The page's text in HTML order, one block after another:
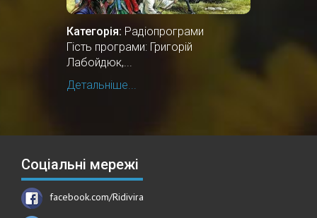
Категорія: Радіопрограми
Гість програми: Григорій
Лабойдюк,...
Детальніше...
Соціальні мережі
facebook.com/Ridivira